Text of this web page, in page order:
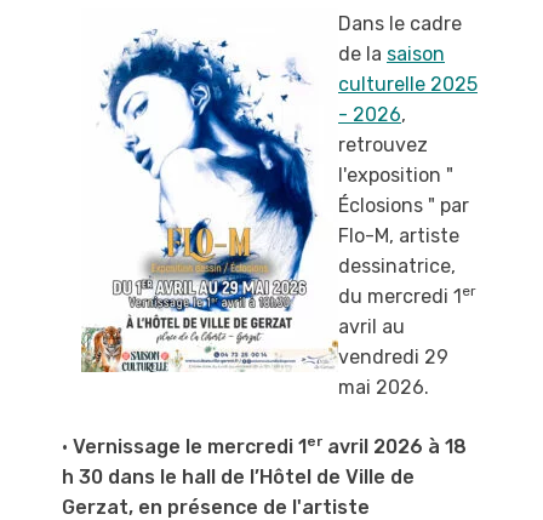
Dans le cadre
de la saison
culturelle 2025
- 2026,
retrouvez
l'exposition "
Éclosions " par
Flo-M, artiste
dessinatrice,
du mercredi 1er
avril au
vendredi 29
mai 2026.
• Vernissage le mercredi 1er avril 2026 à 18
h 30 dans le hall de l’Hôtel de Ville de
Gerzat, en présence de l'artiste